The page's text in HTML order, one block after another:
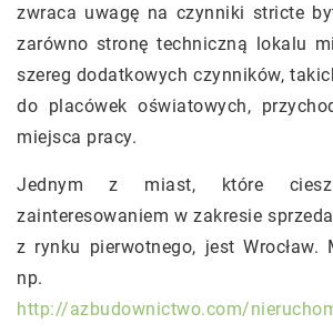
zwraca uwagę na czynniki stricte
zarówno stronę techniczną lokalu
szereg dodatkowych czynników,
do placówek oświatowych,
miejsca pracy.
Jednym z miast, które
zainteresowaniem w zakresie
z rynku pierwotnego, jest Wrocław.
np.
http://azbudownictwo.com/